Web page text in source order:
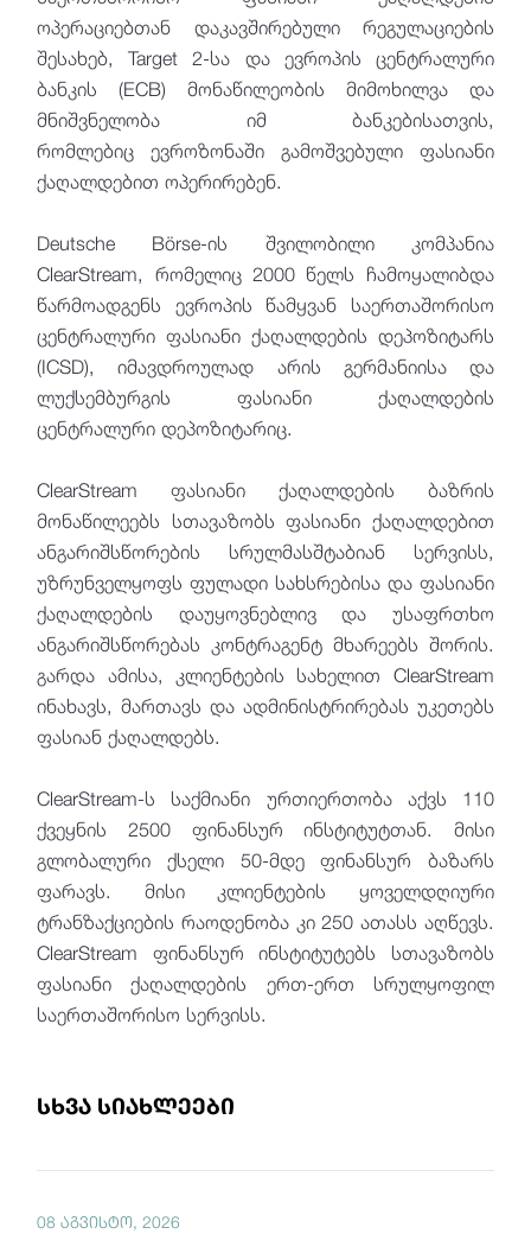
ოპერაციებთან დაკავშირებული რეგულაციების
შესახებ, Target 2-სა და ევროპის ცენტრალური
ბანკის (ECB) მონაწილეობის მიმოხილვა და
მნიშვნელობა იმ ბანკებისათვის,
რომლებიც ევროზონაში გამოშვებული ფასიანი
ქაღალდებით ოპერირებენ.
Deutsche Börse-ის შვილობილი კომპანია
ClearStream, რომელიც 2000 წელს ჩამოყალიბდა
წარმოადგენს ევროპის წამყვან საერთაშორისო
ცენტრალური ფასიანი ქაღალდების დეპოზიტარს
(ICSD), იმავდროულად არის გერმანიისა და
ლუქსემბურგის ფასიანი ქაღალდების
ცენტრალური დეპოზიტარიც.
ClearStream ფასიანი ქაღალდების ბაზრის
მონაწილეებს სთავაზობს ფასიანი ქაღალდებით
ანგარიშსწორების სრულმასშტაბიან სერვისს,
უზრუნველყოფს ფულადი სახსრებისა და ფასიანი
ქაღალდების დაუყოვნებლივ და უსაფრთხო
ანგარიშსწორებას კონტრაგენტ მხარეებს შორის.
გარდა ამისა, კლიენტების სახელით ClearStream
ინახავს, მართავს და ადმინისტრირებას უკეთებს
ფასიან ქაღალდებს.
ClearStream-ს საქმიანი ურთიერთობა აქვს 110
ქვეყნის 2500 ფინანსურ ინსტიტუტთან. მისი
გლობალური ქსელი 50-მდე ფინანსურ ბაზარს
ფარავს. მისი კლიენტების ყოველდღიური
ტრანზაქციების რაოდენობა კი 250 ათასს აღწევს.
ClearStream ფინანსურ ინსტიტუტებს სთავაზობს
ფასიანი ქაღალდების ერთ-ერთ სრულყოფილ
საერთაშორისო სერვისს.
სხვა სიახლეები
08 აგვისტო, 2026